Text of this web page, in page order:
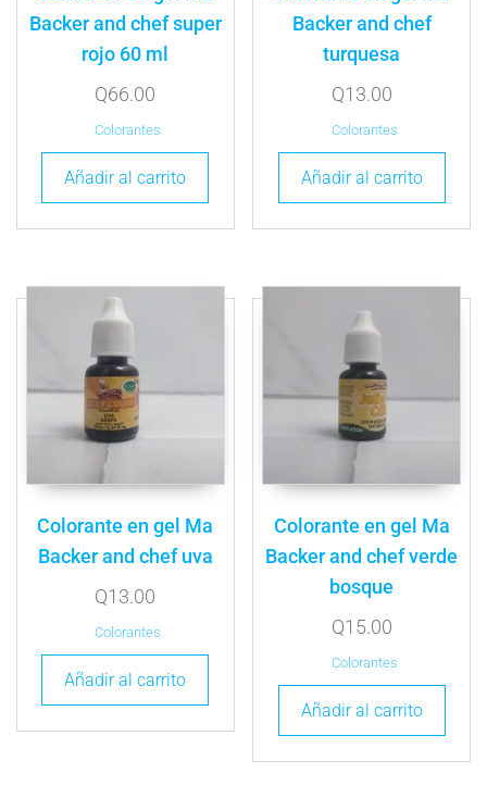
Backer and chef super
rojo 60 ml
Q66.00
Colorantes
Añadir al carrito
Backer and chef
turquesa
Q13.00
Colorantes
Añadir al carrito
Colorante en gel Ma
Backer and chef uva
Q13.00
Colorantes
Añadir al carrito
Colorante en gel Ma
Backer and chef verde
bosque
Q15.00
Colorantes
Añadir al carrito